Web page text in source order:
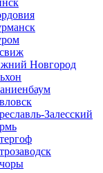
Новгород
Залесский